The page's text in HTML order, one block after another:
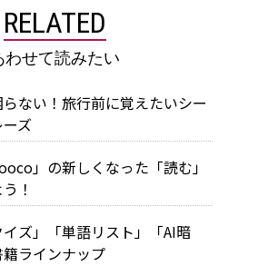
RELATED
わせて読みたい
ない！旅行前に覚えたいシー
ズ
」の新しくなった「読む」
！
イズ」「単語リスト」「AI暗
ラインナップ